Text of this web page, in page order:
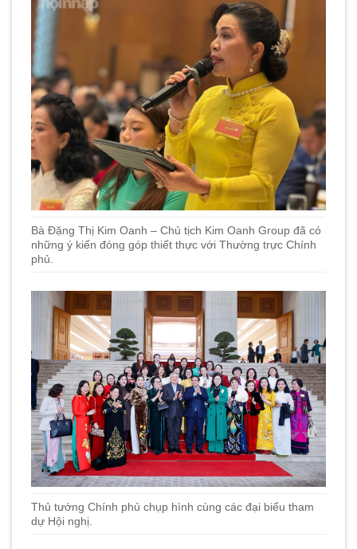
Bà Đặng Thị Kim Oanh – Chủ tịch Kim Oanh Group đã có
những ý kiến đóng góp thiết thực với Thường trực Chính
phủ.
Thủ tướng Chính phủ chụp hình cùng các đại biểu tham
dự Hội nghị.